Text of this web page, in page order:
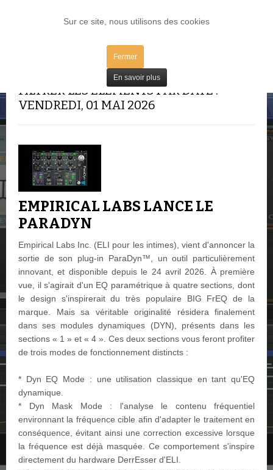
Sur ce site, nous utilisons des cookies
Fermer
En savoir plus
LOG IN
FILTRER LES ÉLÉMENTS PAR DATE :
VENDREDI, 01 MAI 2026
EMPIRICAL LABS LANCE LE
PARADYN
Empirical Labs Inc. (ELI pour les intimes), vient d'annoncer la
sortie de son plug-in ParaDyn™, un outil particulièrement
innovant, et disponible depuis le 24 avril 2026. À première
vue, il s'agirait d'un EQ paramétrique à quatre sections, dont
le design s'inspirerait du très populaire BIG FrEQ de la
marque. Mais sa véritable originalité résidera finalement
dans ses modules dynamiques (DYN), présents dans les
sections « 1 » et « 4 ». Ces deux sections vous feront profiter
de trois modes de fonctionnement distincts :
* Dyn EQ Mode : une utilisation classique en tant qu'EQ
dynamique.
* Dyn Mask Mode : l'analyse le contenu fréquentiel
environnant la fréquence cible afin d'adapter le traitement en
conséquence, évitant ainsi une correction excessive lorsque
la fréquence est déjà masquée. Ce comportement s'inspire
directement du hardware DerrEsser d'ELI.